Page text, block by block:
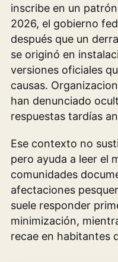
inscribe en un
2026, el gobierno
después que un
se originó en
versiones oficiales
causas.
han denunciado
respuestas tardías
Ese contexto no
pero ayuda a leer el
comunidades
afectaciones
suele responder
minimización,
recae en habitantes